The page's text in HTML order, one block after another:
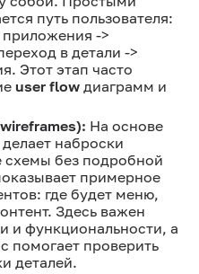
путь пользователя:
->
в детали ->
Этот этап часто
user flow диаграмм и
На основе
наброски
схемы без подробной
примерное
где будет меню,
Здесь важен
и функциональности, а
помогает проверить
деталей.